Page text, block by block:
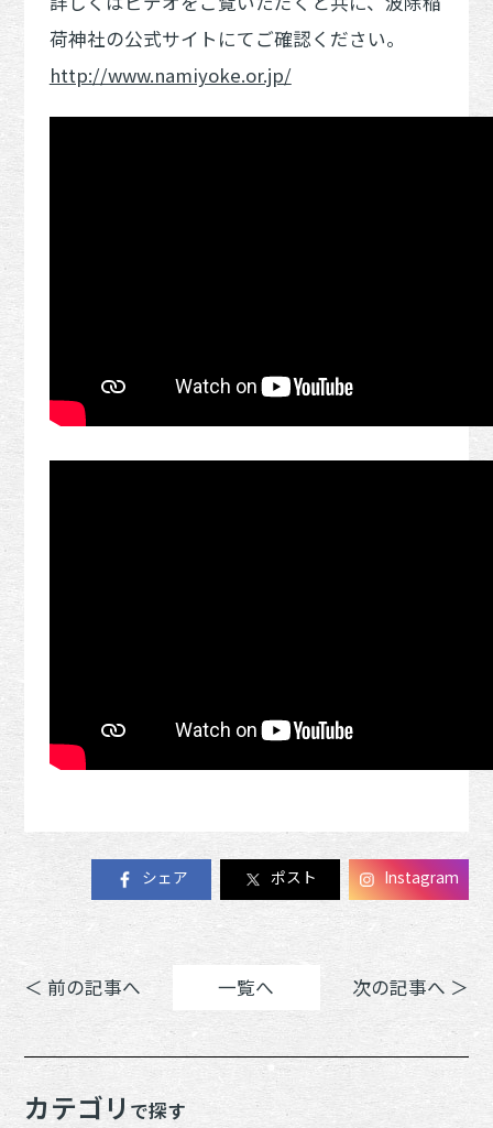
荷神社の公式サイトにてご確認ください。
http://www.namiyoke.or.jp/
シェア ポスト Instagram
＜ 前の記事へ 一覧へ 次の記事へ ＞
カテゴリ で探す